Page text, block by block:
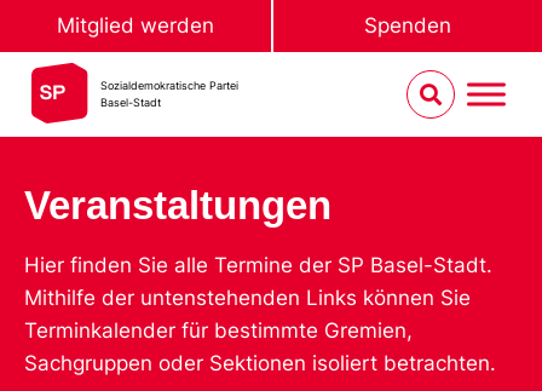
Mitglied werden Spenden
Sozialdemokratische Partei
Basel-Stadt
Veranstaltungen
Hier finden Sie alle Termine der SP Basel-Stadt.
Mithilfe der untenstehenden Links können Sie
Terminkalender für bestimmte Gremien,
Sachgruppen oder Sektionen isoliert betrachten.